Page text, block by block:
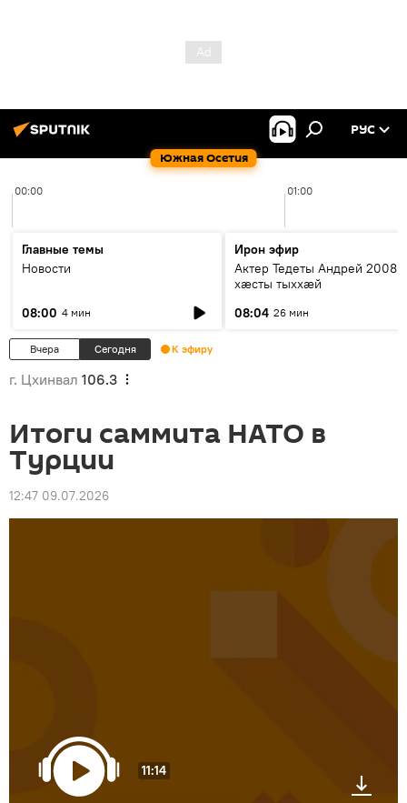
Южная Осетия
РУС
00:00 01:00
Главные темы
Новости
08:00 4 мин
Ирон эфир
Актер Тедеты Андрей 2008
хæсты тыххæй
08:04 26 мин
Вчера Сегодня К эфиру
г. Цхинвал 106.3
Итоги саммита НАТО в
Турции
12:47 09.07.2026
11:14